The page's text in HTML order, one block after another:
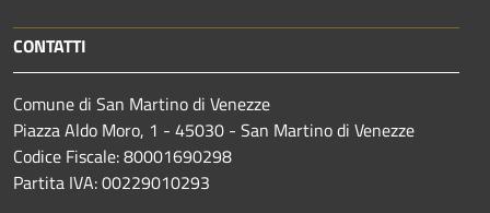
CONTATTI
Comune di San Martino di Venezze
Piazza Aldo Moro, 1 - 45030 - San Martino di Venezze
Codice Fiscale: 80001690298
Partita IVA: 00229010293